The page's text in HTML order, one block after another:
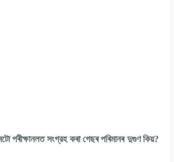
পৰীক্ষানলত সংগ্রহ কৰা গেছৰ পৰিমানৰ দুগুণ কিয়?